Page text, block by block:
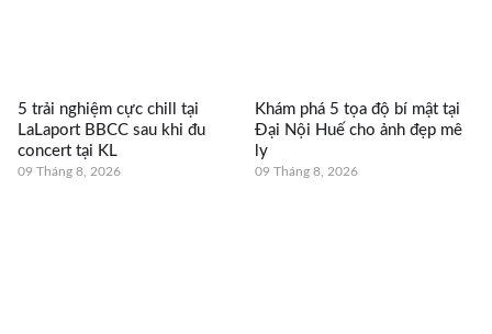
5 trải nghiệm cực chill tại
LaLaport BBCC sau khi đu
concert tại KL
09 Tháng 8, 2026
Khám phá 5 tọa độ bí mật tại
Đại Nội Huế cho ảnh đẹp mê
ly
09 Tháng 8, 2026